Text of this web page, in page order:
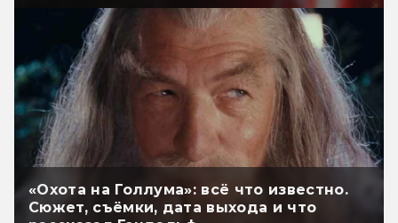
«Охота на Голлума»: всё что известно.
Сюжет, съёмки, дата выхода и что